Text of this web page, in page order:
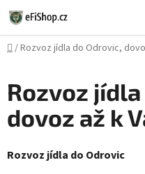
Přejít
na
obsah
Domů
/Rozvoz jídla do Odrovic,
Rozvoz
dovoz až k
Rozvoz jídla do Odrovic